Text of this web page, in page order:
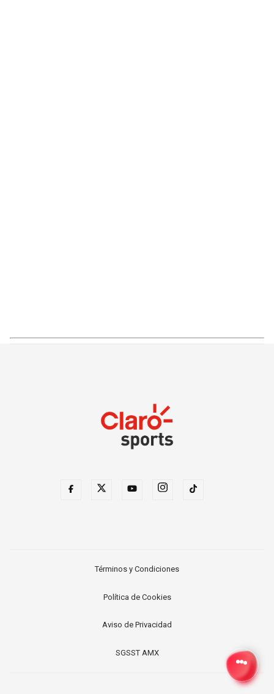
Términos y Condiciones
Política de Cookies
Aviso de Privacidad
SGSST AMX